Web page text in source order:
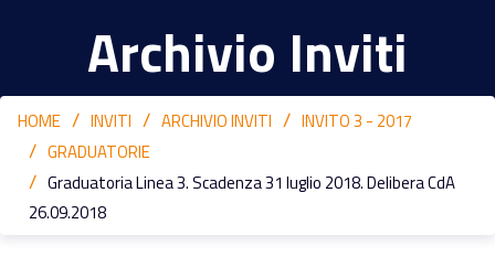
Archivio Inviti
HOME INVITI ARCHIVIO INVITI
INVITO 3 - 2017
GRADUATORIE
Graduatoria Linea 3. Scadenza 31 luglio 2018. Delibera CdA
26.09.2018